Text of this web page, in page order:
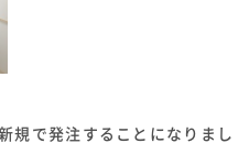
規で発注することになりまし